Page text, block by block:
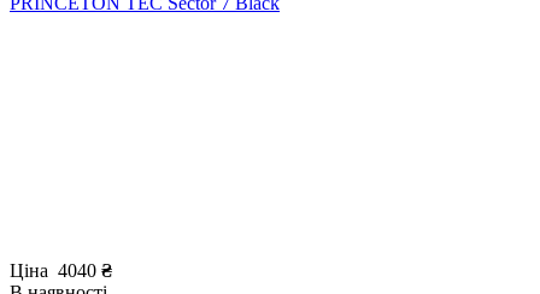
Ціна 4040 ₴